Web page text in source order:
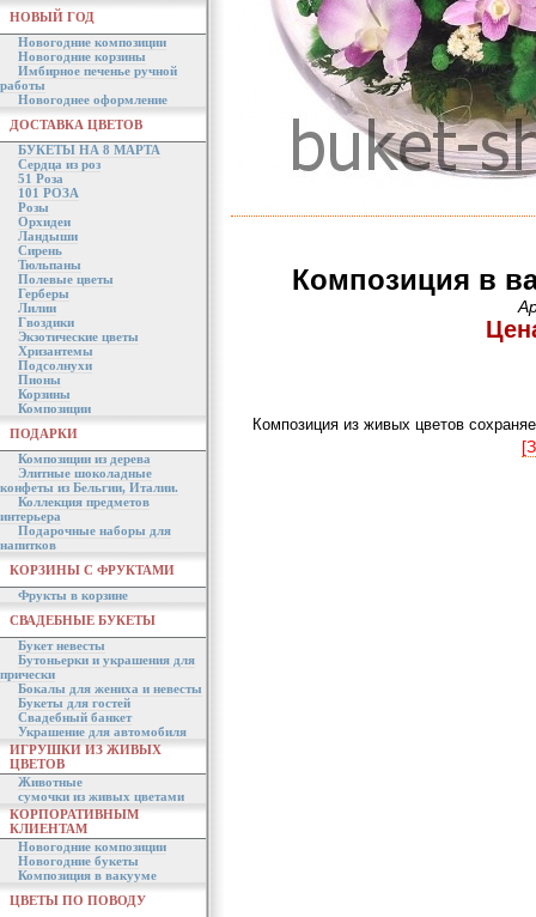
НОВЫЙ ГОД
Новогодние композиции
Новогодние корзины
Имбирное печенье ручной
работы
Новогоднее оформление
ДОСТАВКА ЦВЕТОВ
БУКЕТЫ НА 8 МАРТА
Сердца из роз
51 Роза
101 РОЗА
Розы
Орхидеи
Ландыши
Сирень
Тюльпаны
Полевые цветы
Герберы
Лилии
Гвоздики
Экзотические цветы
Хризантемы
Подсолнухи
Пионы
Корзины
Композиции
ПОДАРКИ
Композиции из дерева
Элитные шоколадные
конфеты из Бельгии, Италии.
Коллекция предметов
интерьера
Подарочные наборы для
напитков
КОРЗИНЫ С ФРУКТАМИ
Фрукты в корзине
СВАДЕБНЫЕ БУКЕТЫ
Букет невесты
Бутоньерки и украшения для
прически
Бокалы для жениха и невесты
Букеты для гостей
Свадебный банкет
Украшение для автомобиля
ИГРУШКИ ИЗ ЖИВЫХ
ЦВЕТОВ
Животные
сумочки из живых цветами
КОРПОРАТИВНЫМ
КЛИЕНТАМ
Новогодние композиции
Новогодние букеты
Композиция в вакууме
ЦВЕТЫ ПО ПОВОДУ
Композиция в
Композиция из живых цветов